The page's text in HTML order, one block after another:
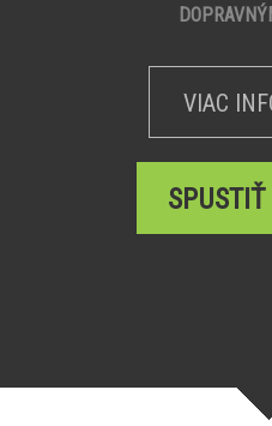
VIAC